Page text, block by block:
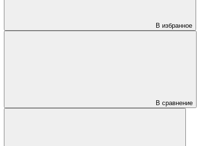
В избранное
В сравнение